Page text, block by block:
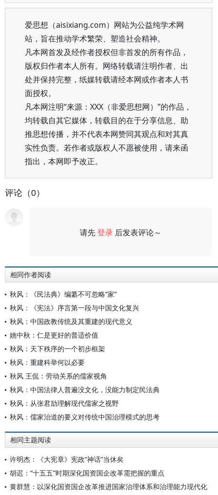
爱思想（aisixiang.com）网站为公益纯学术网
站，旨在推动学术繁荣、塑造社会精神。
凡本网首发及经作者授权但非首发的所有作品，
版权归作者本人所有。网络转载请注明作者、出
处并保持完整，纸媒转载请经本网或作者本人书
面授权。
凡本网注明“来源：XXX（非爱思想网）”的作品，
均转载自其它媒体，转载目的在于分享信息、助
推思想传播，并不代表本网赞同其观点和对其真
实性负责。若作者或版权人不愿被使用，请来函
指出，本网即予改正。
评论（0）
请先登录 后发表评论～
相同作者阅读
秋风：《民法典》编纂不可忽略“家”
秋风：《宪法》序言第一段与中国文化复兴
秋风：中国政教传统及其重建的现代意义
姚中秋：仁是更好的普适价值
秋风：天下秩序的一个初步框架
秋风：重建科举何以必要
秋风 王侃：劳动关系的儒家视角
秋风：中国法律人普遍没文化，没能力制定民法典
秋风：从张君劢理解现代儒家之视野
秋风：儒家治道的要义对传统中国治理模式的思考
相同主题阅读
许明杰：《大宪章》宪政“神话”当休矣
胡迟：“十五五”时期深化国资国企改革需把握的重点
黄群慧：以深化国资国企改革推进国家治理体系和治理能力现代化